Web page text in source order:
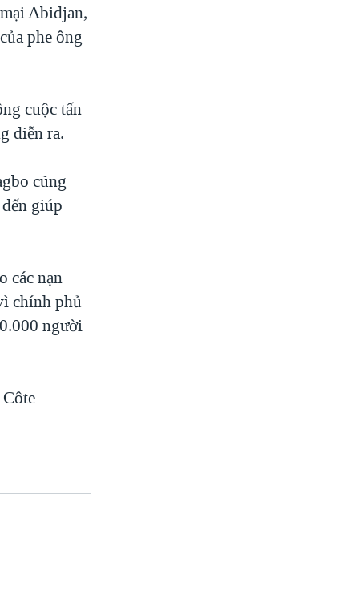
Abidjan,
phe ông
cuộc tấn
diễn ra.
cũng
giúp
các nạn
chính phủ
người